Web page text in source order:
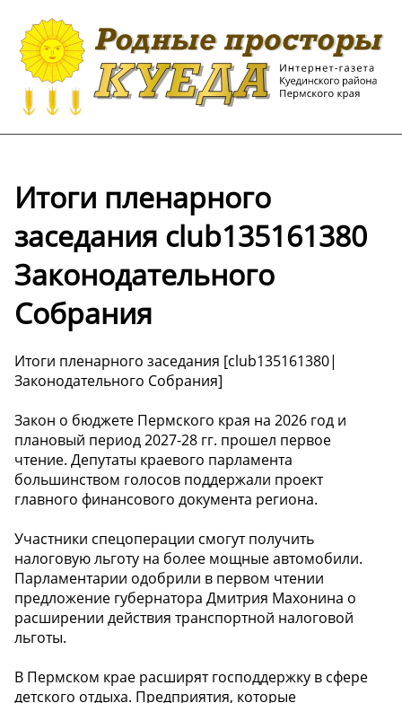
Итоги пленарного
заседания club135161380
Законодательного
Собрания
Итоги пленарного заседания [club135161380|
Законодательного Собрания]
Закон о бюджете Пермского края на 2026 год и
плановый период 2027-28 гг. прошел первое
чтение. Депутаты краевого парламента
большинством голосов поддержали проект
главного финансового документа региона.
Участники спецоперации смогут получить
налоговую льготу на более мощные автомобили.
Парламентарии одобрили в первом чтении
предложение губернатора Дмитрия Махонина о
расширении действия транспортной налоговой
льготы.
В Пермском крае расширят господдержку в сфере
детского отдыха. Предприятия, которые